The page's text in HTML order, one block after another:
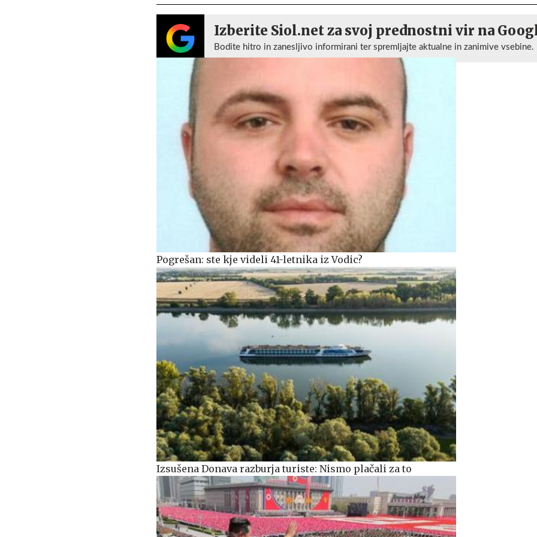
Izberite Siol.net za svoj prednostni vir na
Bodite hitro in zanesljivo informirani ter spremljajte aktualne in zanimive vsebine.
Pogrešan: ste kje videli 41-letnika iz Vodic?
Izsušena Donava razburja turiste: Nismo plačali za to